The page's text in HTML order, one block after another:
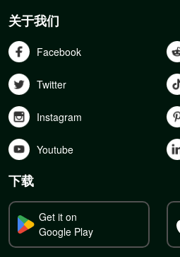
关于我们
Facebook
Twitter
Instagram
Youtube
下载
Get it on
Google Play